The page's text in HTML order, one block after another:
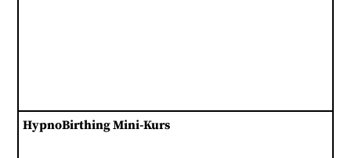
Hyp­no­Birt­hing Mini-Kurs